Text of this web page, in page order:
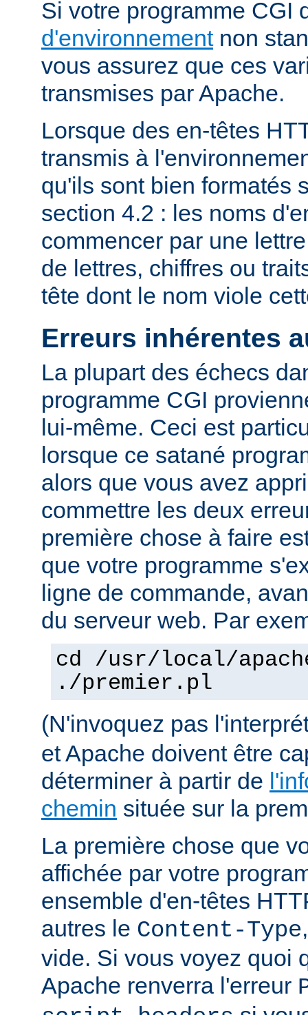
Si votre programme CGI
d'environnementnon
vous assurez que ces
transmises par Apache.
Lorsque des en-têtes
transmis à
qu'ils sont bien formatés
section 4.2 : les noms
commencer par une
de lettres, chiffres ou
tête dont le nom viole
Erreurs inhérentes
La plupart des échecs
programme CGI
lui-même. Ceci est
lorsque ce satané
alors que vous avez
commettre les deux
première chose à faire
que votre programme
ligne de commande,
du serveur web. Par
cd /usr/local/
./premier.pl
(N'invoquez pas
et Apache doivent être
déterminer à partir de
chemin située sur la
La première chose que
affichée par votre
ensemble d'en-têtes
autres le Content-Type
vide. Si vous voyez quoi
Apache renverra l'erreur